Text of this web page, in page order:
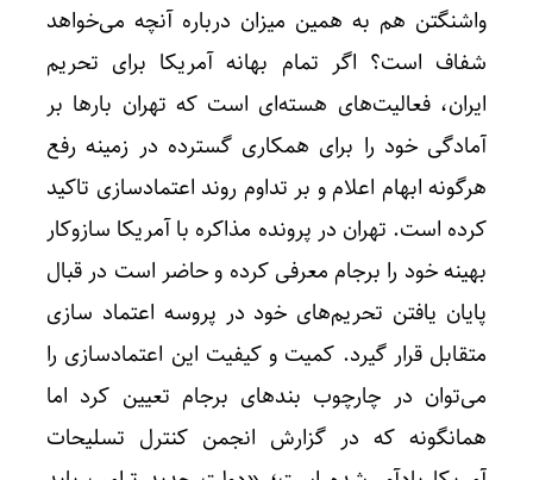
واشنگتن هم به همین میزان درباره آنچه می‌خواهد
شفاف است؟ اگر تمام بهانه آمریکا برای تحریم
ایران، فعالیت‌های هسته‌ای است که تهران بارها بر
آمادگی خود را برای همکاری گسترده در زمینه رفع
هرگونه ابهام اعلام و بر تداوم روند اعتمادسازی تاکید
کرده است. تهران در پرونده مذاکره با آمریکا سازوکار
بهینه خود را برجام معرفی کرده و حاضر است در قبال
پایان یافتن تحریم‌های خود در پروسه اعتماد سازی
متقابل قرار گیرد. کمیت و کیفیت این اعتمادسازی را
می‌توان در چارچوب‌ بندهای برجام تعیین کرد اما
همانگونه که در گزارش انجمن کنترل تسلیحات